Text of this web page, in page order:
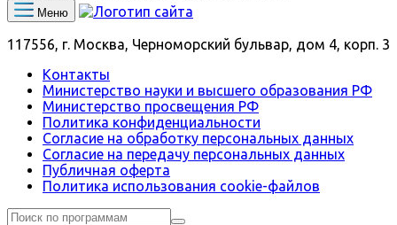
Меню
117556, г. Москва, Черноморский бульвар, дом 4, корп. 3
Контакты
Министерство науки и высшего образования РФ
Министерство просвещения РФ
Политика конфиденциальности
Согласие на обработку персональных данных
Согласие на передачу персональных данных
Публичная оферта
Политика использования сookie-файлов